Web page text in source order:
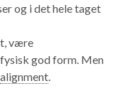
og i det hele taget
være
god form. Men
alignment